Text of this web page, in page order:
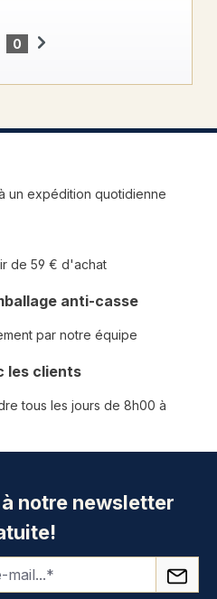
0
un expédition quotidienne
de 59 € d'achat
anti-casse
par notre équipe
les clients
tous les jours de 8h00 à
notre newsletter